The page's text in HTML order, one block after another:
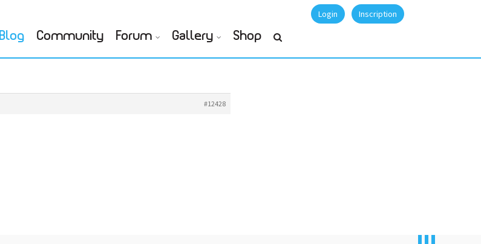
Login Inscription
Blog Community Forum Gallery Shop
#12428